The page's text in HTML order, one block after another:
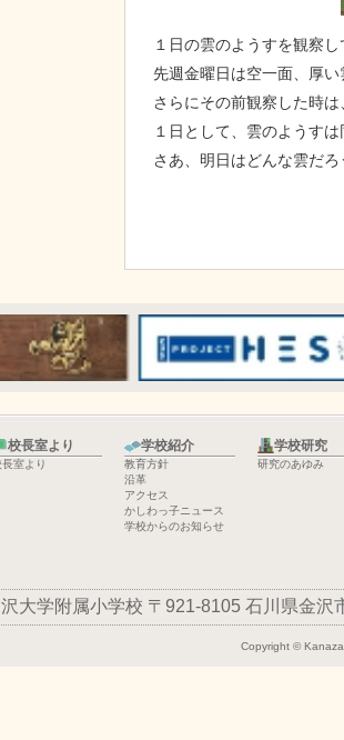
１日の雲のようすを観察
先週金曜日は空一面、厚
さらにその前観察した時
１日として、雲のようす
さあ、明日はどんな雲だろ
校長室より
長室より
学校紹介
教育方針
沿革
アクセス
かしわっ子ニュース
学校からのお知らせ
学校研究
研究のあゆみ
大学附属小学校 〒921-8105 石川県金沢
Copyright ©